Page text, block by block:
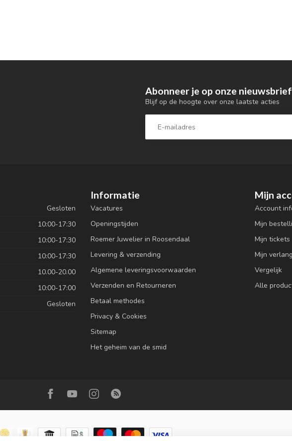
Abonneer je op onze nieuwsbrief
Blijf op de hoogte over onze laatste acties
Gesloten
10:00-17:30
10:00-17:30
10:00-17:30
10.00-20.00
10:00-17:00
Gesloten
Informatie
Vacatures
Openingstijden
Roemer Juwelier in Roosendaal
Levering & verzending
Algemene leveringsvoorwaarden
Verzenden en Retourneren
Betaal methodes
Privacy & Cookies
Sitemap
Het geheim van de smid
Mijn
Account
Mijn
Mijn tickets
Mijn
Vergelijk
Alle